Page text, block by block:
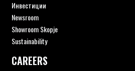
Инвестиции
Newsroom
Showroom Skopje
Sustainability
CAREERS